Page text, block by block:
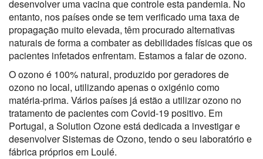
desenvolver uma vacina que controle esta pandemia. No
entanto, nos países onde se tem verificado uma taxa de
propagação muito elevada, têm procurado alternativas
naturais de forma a combater as debilidades físicas que os
pacientes infetados enfrentam. Estamos a falar de ozono.
O ozono é 100% natural, produzido por geradores de
ozono no local, utilizando apenas o oxigénio como
matéria-prima. Vários países já estão a utilizar ozono no
tratamento de pacientes com Covid-19 positivo. Em
Portugal, a Solution Ozone está dedicada a investigar e
desenvolver Sistemas de Ozono, tendo o seu laboratório e
fábrica próprios em Loulé.